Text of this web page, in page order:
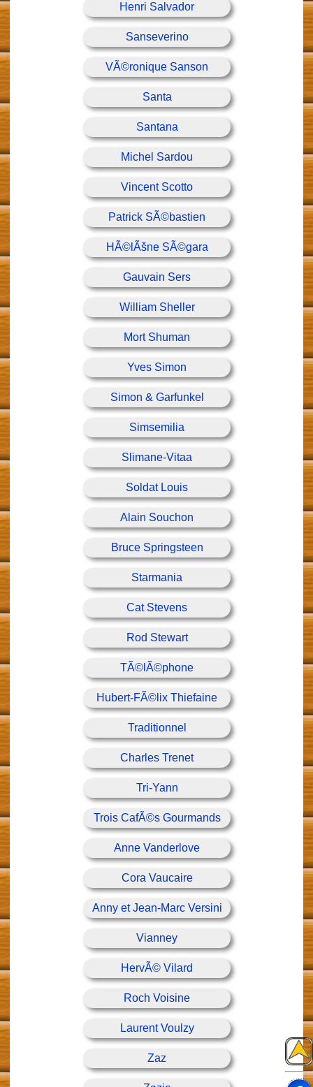
Henri Salvador
Sanseverino
VÃ©ronique Sanson
Santa
Santana
Michel Sardou
Vincent Scotto
Patrick SÃ©bastien
HÃ©lÃšne SÃ©gara
Gauvain Sers
William Sheller
Mort Shuman
Yves Simon
Simon & Garfunkel
Simsemilia
Slimane-Vitaa
Soldat Louis
Alain Souchon
Bruce Springsteen
Starmania
Cat Stevens
Rod Stewart
TÃ©lÃ©phone
Hubert-FÃ©lix Thiefaine
Traditionnel
Charles Trenet
Tri-Yann
Trois CafÃ©s Gourmands
Anne Vanderlove
Cora Vaucaire
Anny et Jean-Marc Versini
Vianney
HervÃ© Vilard
Roch Voisine
Laurent Voulzy
Zaz